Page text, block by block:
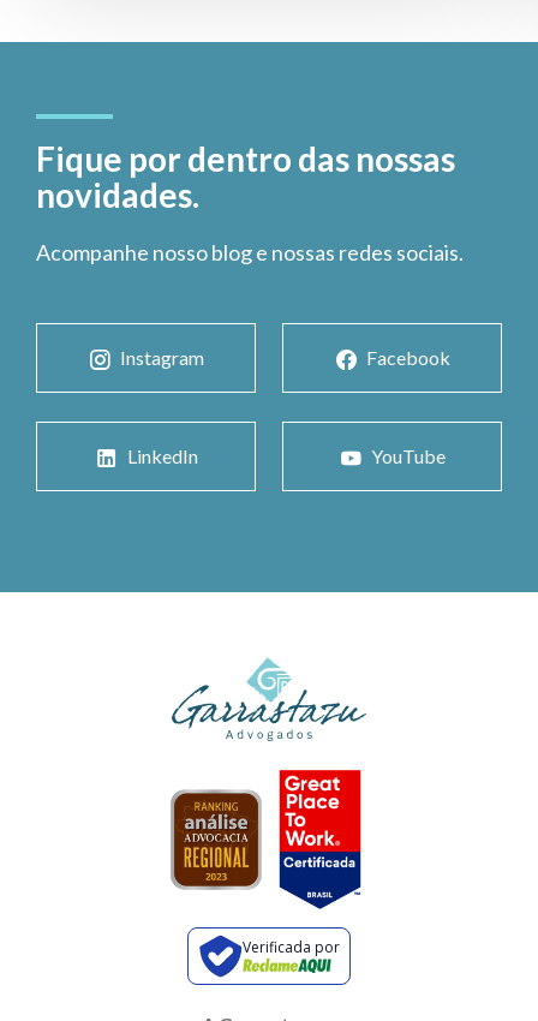
Fique por dentro das nossas
novidades.
Acompanhe nosso blog e nossas redes sociais.
Instagram Facebook
LinkedIn YouTube
Verificada por